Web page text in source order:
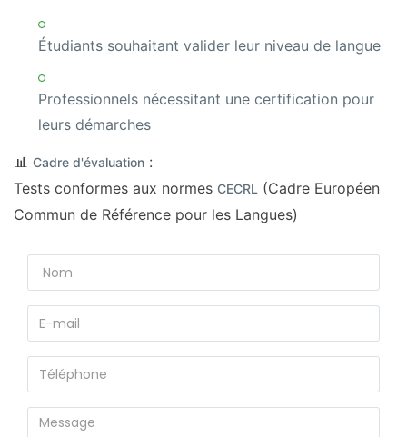
Étudiants souhaitant valider leur niveau de langue
Professionnels nécessitant une certification pour
leurs démarches
📊 Cadre d'évaluation :
Tests conformes aux normes CECRL (Cadre Européen
Commun de Référence pour les Langues)